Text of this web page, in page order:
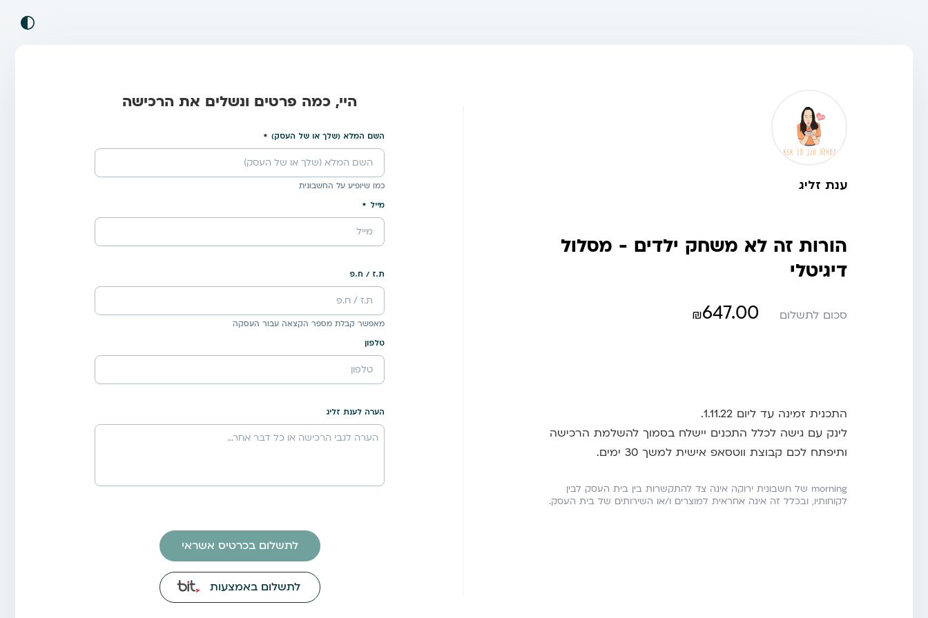
ענת זליג
הורות זה לא משחק ילדים - מסלול
דיגיטלי
סכום לתשלום ₪647.00
התכנית זמינה עד ליום 1.11.22.
לינק עם גישה לכלל התכנים יישלח בסמוך להשלמת הרכישה
ותיפתח לכם קבוצת ווטסאפ אישית למשך 30 ימים.
morning של חשבונית ירוקה אינה צד להתקשרות בין בית העסק לבין
לקוחותיו, ובכלל זה אינה אחראית למוצרים ו/או השירותים של בית העסק.
היי, כמה פרטים ונשלים את הרכישה
השם המלא (שלך או של העסק)
כמו שיופיע על החשבונית
מייל
ת.ז / ח.פ
מאפשר קבלת מספר הקצאה עבור העסקה
טלפון
הערה לענת זליג
לתשלום בכרטיס אשראי
לתשלום באמצעות